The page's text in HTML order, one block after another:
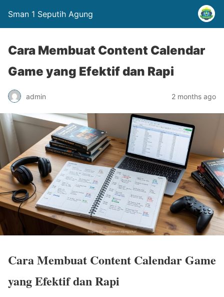
Sman 1 Seputih Agung
Cara Membuat Content Calendar
Game yang Efektif dan Rapi
admin 2 months ago
Cara Membuat Content Calendar Game
yang Efektif dan Rapi